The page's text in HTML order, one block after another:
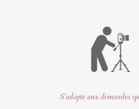
S'adapte aux demandes